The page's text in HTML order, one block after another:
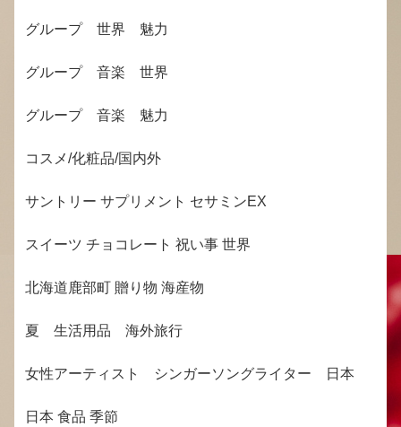
グループ 世界 魅力
グループ 音楽 世界
グループ 音楽 魅力
コスメ/化粧品/国内外
サントリー サプリメント セサミンEX
スイーツ チョコレート 祝い事 世界
北海道鹿部町 贈り物 海産物
夏 生活用品 海外旅行
女性アーティスト シンガーソングライター 日本
日本 食品 季節